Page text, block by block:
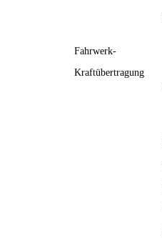
Fahrwerk-
Kraftübertragung